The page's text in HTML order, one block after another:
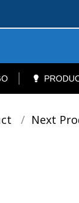
Next